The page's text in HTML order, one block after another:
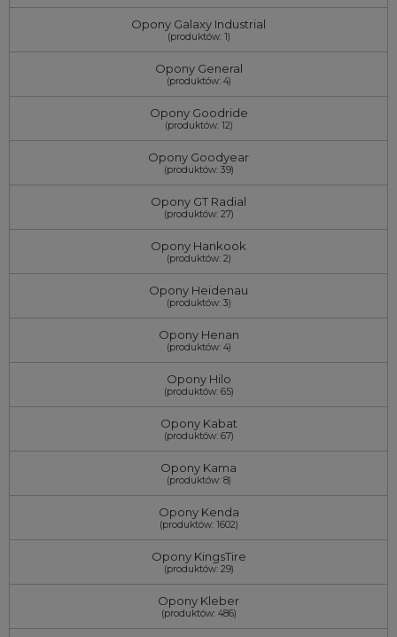
Opony Galaxy Industrial
(produktów: 1)
Opony General
(produktów: 4)
Opony Goodride
(produktów: 12)
Opony Goodyear
(produktów: 39)
Opony GT Radial
(produktów: 27)
Opony Hankook
(produktów: 2)
Opony Heidenau
(produktów: 3)
Opony Henan
(produktów: 4)
Opony Hilo
(produktów: 65)
Opony Kabat
(produktów: 67)
Opony Kama
(produktów: 8)
Opony Kenda
(produktów: 1602)
Opony KingsTire
(produktów: 29)
Opony Kleber
(produktów: 486)